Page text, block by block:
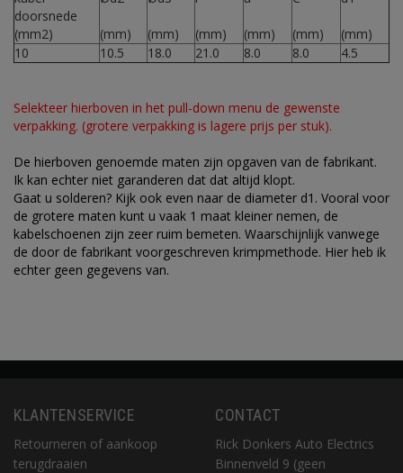
doorsnede
(mm2)
(mm) (mm) (mm) (mm) (mm)
(mm)
10
10.5 18.0 21.0 8.0 8.0 4.5
Selekteer hierboven in het pull-down menu de gewenste
verpakking. (grotere verpakking is lagere prijs per stuk).
De hierboven genoemde maten zijn opgaven van de fabrikant.
Ik kan echter niet garanderen dat dat altijd klopt.
Gaat u solderen? Kijk ook even naar de diameter d1. Vooral voor
de grotere maten kunt u vaak 1 maat kleiner nemen, de
kabelschoenen zijn zeer ruim bemeten. Waarschijnlijk vanwege
de door de fabrikant voorgeschreven krimpmethode. Hier heb ik
echter geen gegevens van.
KLANTENSERVICE
Retourneren of aankoop
terugdraaien
CONTACT
Rick Donkers Auto Electrics
Binnenveld 9 (geen